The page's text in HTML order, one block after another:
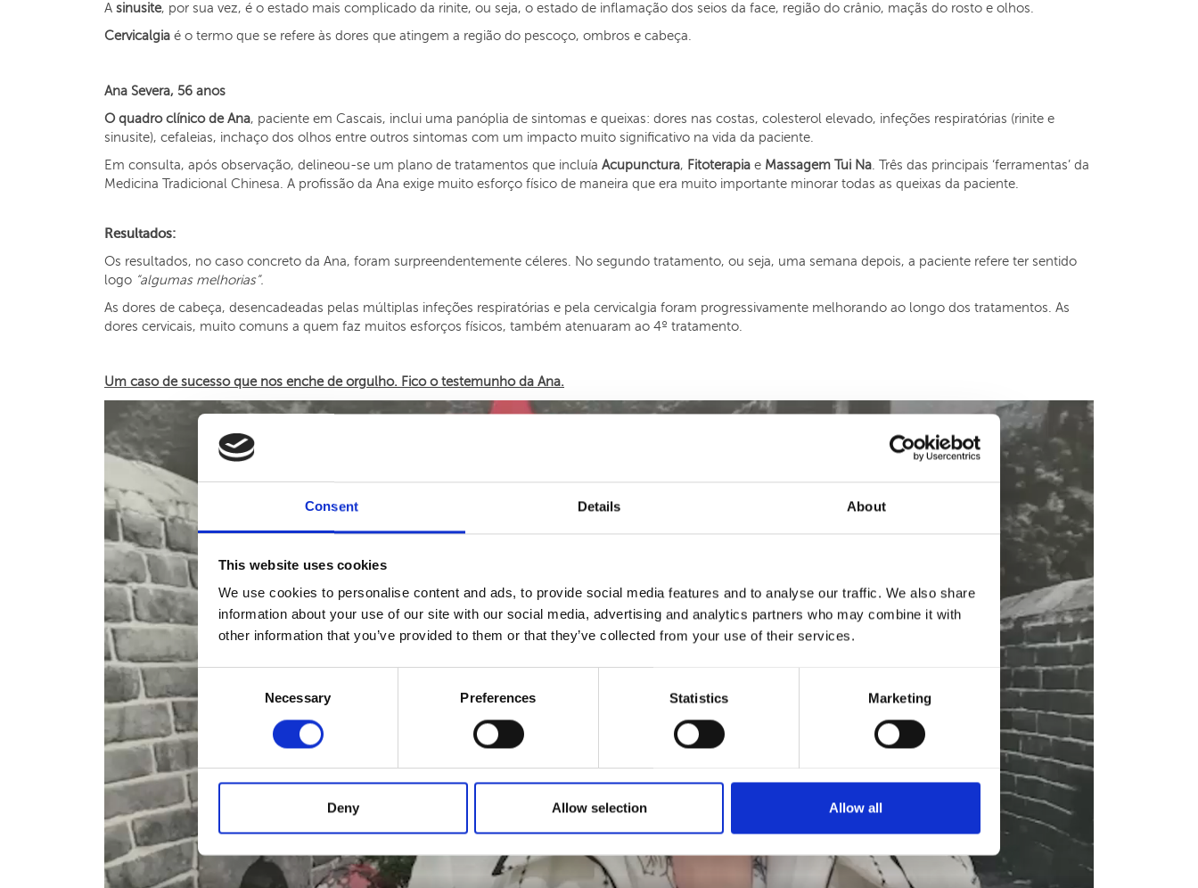
Consent Details About
This website uses cookies
We use cookies to personalise content and ads, to provide social media features and to analyse our traffic. We also share
information about your use of our site with our social media, advertising and analytics partners who may combine it with
other information that you’ve provided to them or that they’ve collected from your use of their services.
Selection
Necessary Preferences Statistics Marketing
Deny Allow selection Allow all
A sinusite, por sua vez, é o estado mais complicado da rinite, ou seja, o estado de inflamação dos seios da face, região do crânio, maçãs do rosto e olhos.
Cervicalgia é o termo que se refere às dores que atingem a região do pescoço, ombros e cabeça.
Ana Severa, 56 anos
O quadro clínico de Ana, paciente em Cascais, inclui uma panóplia de sintomas e queixas: dores nas costas, colesterol elevado, infeções respiratórias (rinite e
sinusite), cefaleias, inchaço dos olhos entre outros sintomas com um impacto muito significativo na vida da paciente.
Em consulta, após observação, delineou-se um plano de tratamentos que incluía Acupunctura, Fitoterapia e Massagem Tui Na . Três das principais ‘ferramentas’ da
Medicina Tradicional Chinesa. A profissão da Ana exige muito esforço físico de maneira que era muito importante minorar todas as queixas da paciente.
Resultados:
Os resultados, no caso concreto da Ana, foram surpreendentemente céleres. No segundo tratamento, ou seja, uma semana depois, a paciente refere ter sentido
logo “algumas melhorias”.
As dores de cabeça, desencadeadas pelas múltiplas infeções respiratórias e pela cervicalgia foram progressivamente melhorando ao longo dos tratamentos. As
dores cervicais, muito comuns a quem faz muitos esforços físicos, também atenuaram ao 4º tratamento.
Um caso de sucesso que nos enche de orgulho. Fico o testemunho da Ana.